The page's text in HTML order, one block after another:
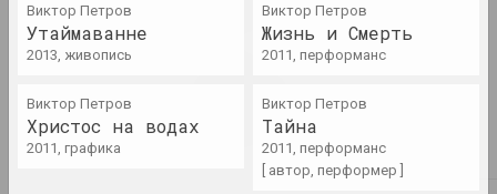
публикация
Мимикрия. Почти белое, но
не белое
публикация
Виктор Петров
Утаймаванне
2013, живопись
Виктор Петров
Жизнь и Смерть
2011, перформанс
Виктор Петров
Христос на водах
2011, графика
Виктор Петров
Тайна
2011, перформанс
[ автор, перформер ]